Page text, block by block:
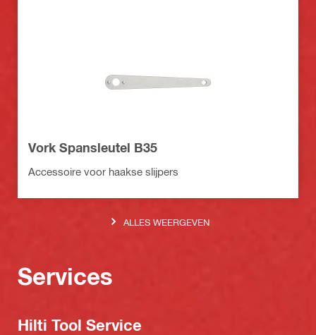
Vork Spansleutel B35
Accessoire voor haakse slijpers
ALLES WEERGEVEN
Services
Hilti Tool Service